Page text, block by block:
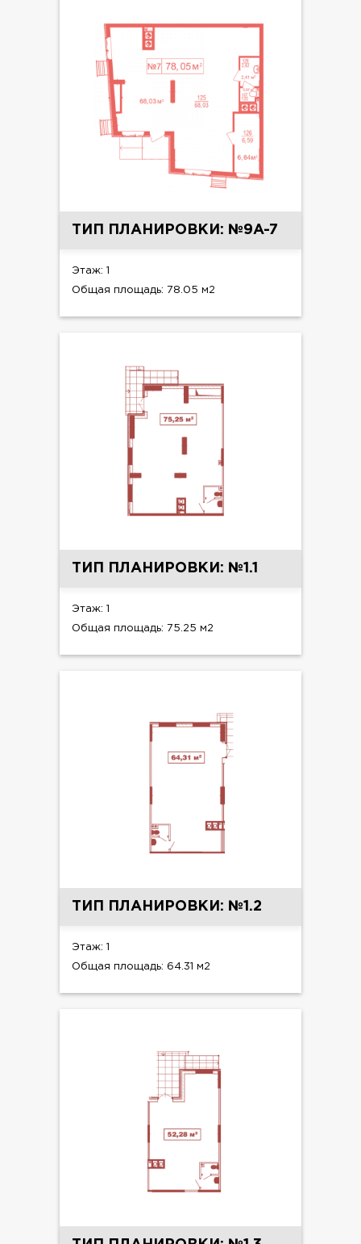
ТИП ПЛАНИРОВКИ: №9A-7
Этаж: 1
Общая площадь: 78.05 м2
ТИП ПЛАНИРОВКИ: №1.1
Этаж: 1
Общая площадь: 75.25 м2
ТИП ПЛАНИРОВКИ: №1.2
Этаж: 1
Общая площадь: 64.31 м2